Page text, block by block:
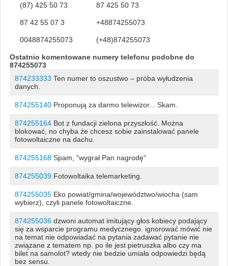
(87) 425 50 73 87 425 50 73
87 42 55 07 3 +48874255073
0048874255073 (+48)874255073
Ostatnio komentowane numery telefonu podobne do
874255073
874233333 Ten numer to oszustwo – próba wyłudzenia
danych.
874255140Proponują za darmo telewizor... Skam.
874255164Bot z fundacji zielona przyszłość. Można
blokować, no chyba że chcesz sobie zainstalować panele
fotowoltaiczne na dachu.
874255168Spam, "wygrał Pan nagrodę"
874255039Fotowoltaika telemarketing.
874255035Eko powiat/gmina/województwo/wiocha (sam
wybierz), czyli panele fotowoltaiczne.
874255036dzwoni automat imitujący głos kobiecy podający
się za wsparcie programu medycznego. ignorować mówić nie
na temat nie odpowiadać na pytania zadawać pytanie nie
związane z tematem np. po ile jest pietruszka albo czy ma
bilet na samolot? wtedy nie bedzie umiała odpowiedzi będą
bez sensu.